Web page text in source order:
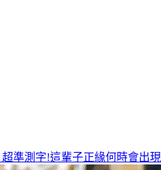
超準測字!這輩子正緣何時會出現